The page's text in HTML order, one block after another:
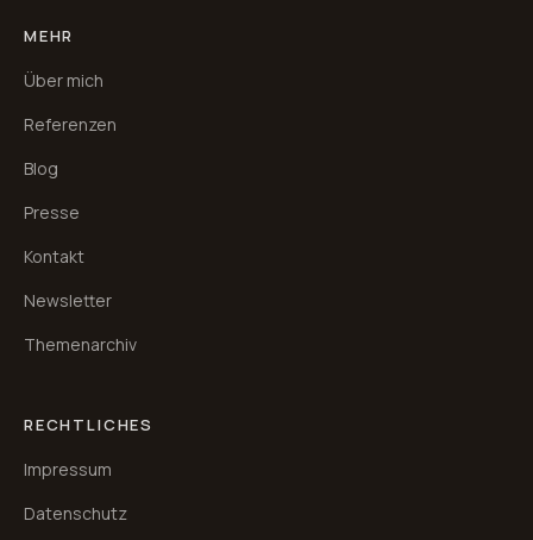
MEHR
Über mich
Referenzen
Blog
Presse
Kontakt
Newsletter
Themenarchiv
RECHTLICHES
Impressum
Datenschutz